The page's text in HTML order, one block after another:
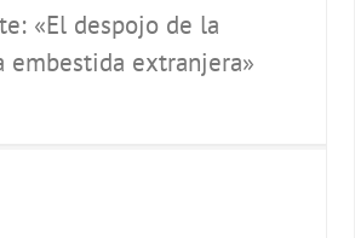
«El despojo de la
embestida extranjera»